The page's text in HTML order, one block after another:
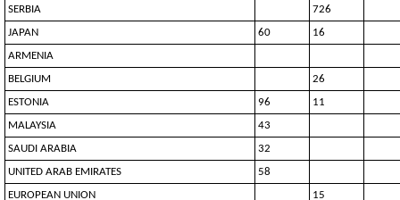
SERBIA
726
JAPAN
60
16
ARMENIA
BELGIUM
26
ESTONIA
96
11
MALAYSIA
43
SAUDI ARABIA
32
UNITED ARAB EMIRATES
58
EUROPEAN UNION
15